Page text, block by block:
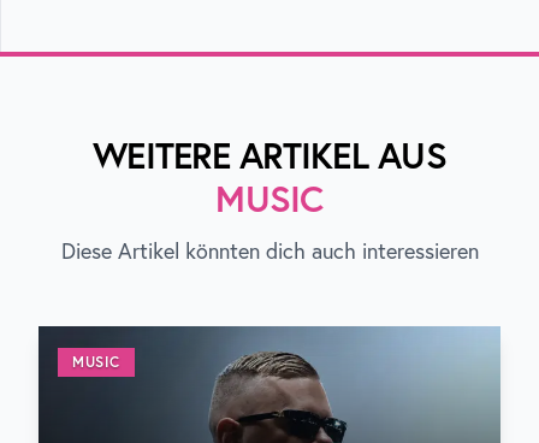
WEITERE ARTIKEL AUS
MUSIC
Diese Artikel könnten dich auch interessieren
MUSIC